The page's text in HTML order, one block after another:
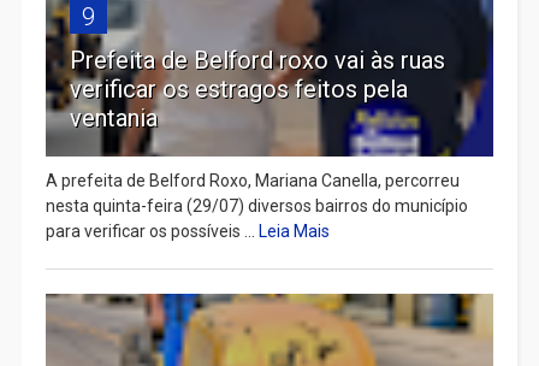
9
Prefeita de Belford roxo vai às ruas
verificar os estragos feitos pela
ventania
A prefeita de Belford Roxo, Mariana Canella, percorreu
nesta quinta-feira (29/07) diversos bairros do município
para verificar os possíveis ...
Leia Mais